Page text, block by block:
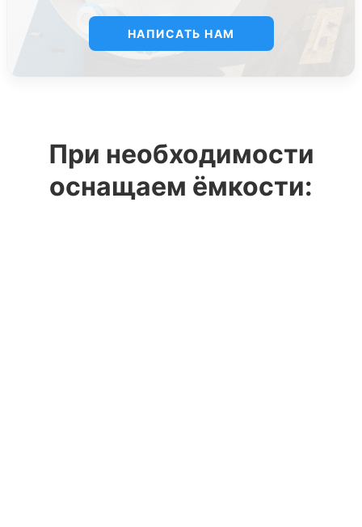
НАПИСАТЬ НАМ
При необходимости
оснащаем ёмкости: